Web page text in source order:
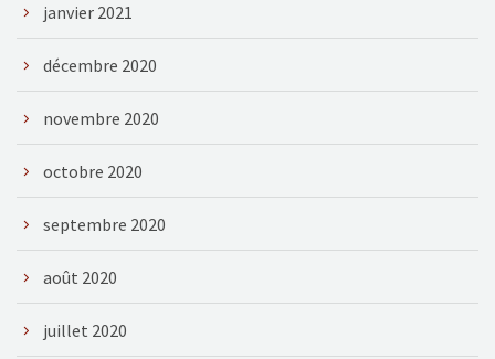
janvier 2021
décembre 2020
novembre 2020
octobre 2020
septembre 2020
août 2020
juillet 2020